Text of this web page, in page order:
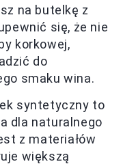
na butelkę z
się, że nie
korkowej,
do
smaku wina.
syntetyczny to
dla naturalnego
z materiałów
większą